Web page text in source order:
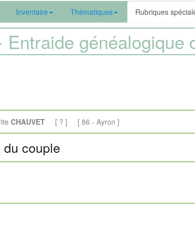
Inventaire Thématiques Rubriques
Entraide généalogique
CHAUVET [ ? ] [ 86 - Ayron ]
couple